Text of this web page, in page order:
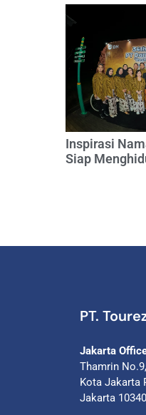
Inspirasi
Siap
PT.
Jakarta
Thamrin
Kota Jakarta
Jakarta 10340